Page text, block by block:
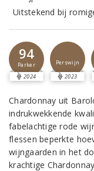
Uitstekend bij
94
Parker
2024
Perswijn
2023
Chardonnay uit
indrukwekkende
fabelachtige rode
flessen beperkte
wijngaarden in het
krachtige